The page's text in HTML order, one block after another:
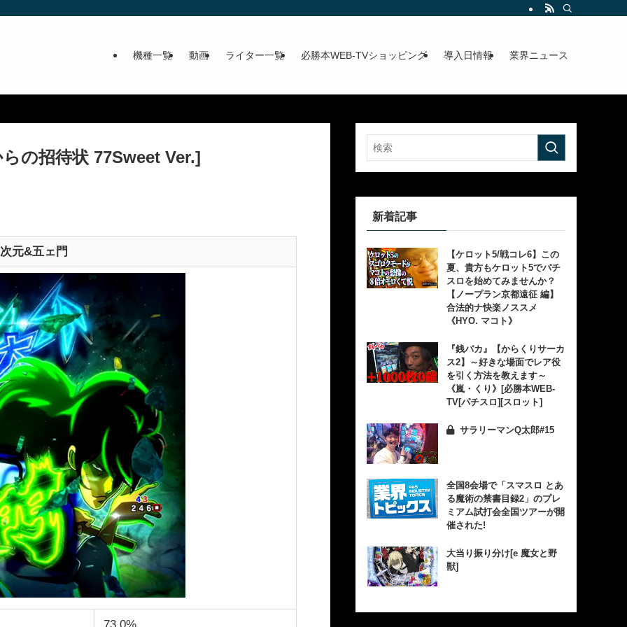
機種一覧 動画 ライター一覧 必勝本WEB-TVショッピング 導入日情報 業界ニュース
の招待状 77Sweet Ver.]
次元&五ェ門
新着記事
【ケロット5/戦コレ6】この
夏、貴方もケロット5でパチ
スロを始めてみませんか？
【ノープラン京都遠征 編】
合法的ナ快楽ノススメ
《HYO. マコト》
『銭バカ』【からくりサーカ
ス2】～好きな場面でレア役
を引く方法を教えます～
《嵐・くり》[必勝本WEB-
TV[パチスロ][スロット]
サラリーマンQ太郎#15
全国8会場で「スマスロ とあ
る魔術の禁書目録2」のプレ
ミアム試打会全国ツアーが開
催された!
大当り振り分け[e 魔女と野
獣]